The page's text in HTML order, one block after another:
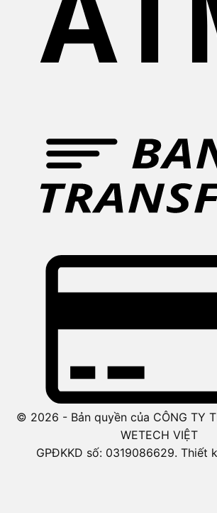
© 2026 - Bản quyền của CÔNG TY
WETECH VIỆT
GPĐKKD số: 0319086629. Thiết